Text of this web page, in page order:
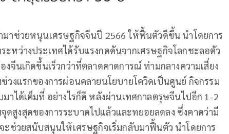
มาช่วยหนุนเศรษฐกิจจีนปี 2566 ให้ฟื้นตัวดีขึ้น นำโดยการ
หว่างประเทศได้รับแรงกดดันจากเศรษฐกิจโลกชะลอตัว
งจีนเกิดขึ้นเร็วกว่าที่ตลาดคาดการณ์ ท่ามกลางความเสี่ยง
วงแรกของการผ่อนคลายนโยบายโควิดเป็นศูนย์ กิจกรรม
มาได้เต็มที่ อย่างไรก็ดี หลังผ่านเทศกาลตรุษจีนไปอีก 1-2
สูงสุดของการระบาดไปแล้วและทยอยลดลง ซึ่งคาดว่ามี
ะช่วยสนับสนุนให้เศรษฐกิจเริ่มกลับมาฟื้นตัว นำโดยการ